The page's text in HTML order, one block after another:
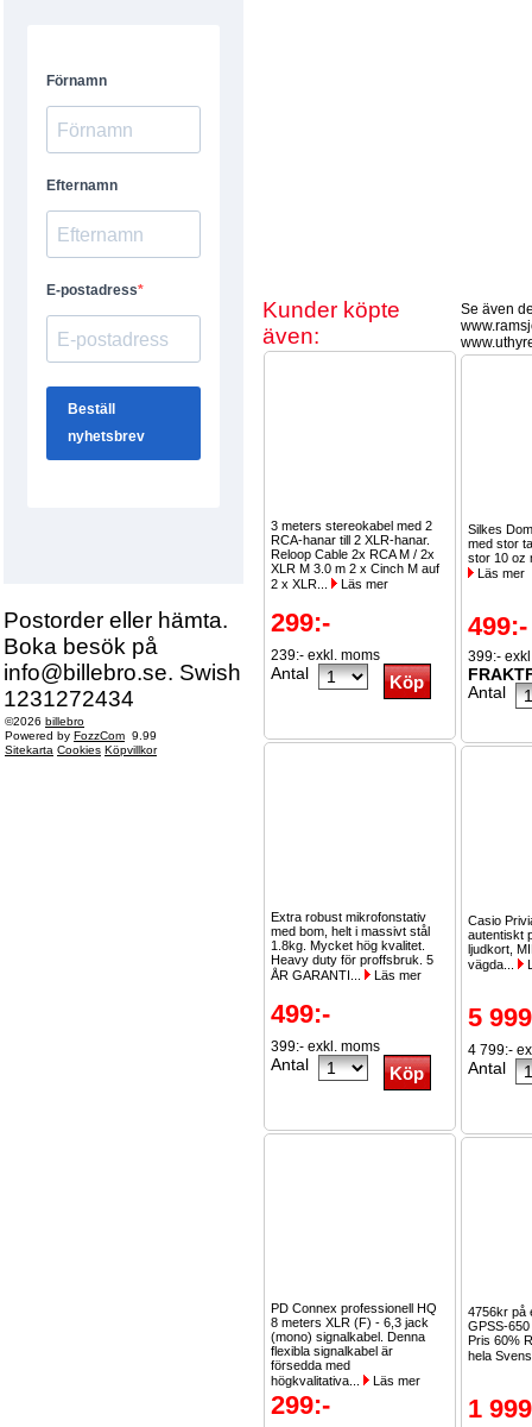
Postorder eller hämta.
Boka besök på
info@billebro.se. Swish
1231272434
©2026 billebro
Powered by FozzCom 9.99
Sitekarta Cookies Köpvillkor
Kunder köpte
även:
3 meters stereokabel med 2
RCA-hanar till 2 XLR-hanar.
Reloop Cable 2x RCA M / 2x
XLR M 3.0 m 2 x Cinch M auf
2 x XLR...
Läs mer
299:-
239:- exkl. moms
Antal
Extra robust mikrofonstativ
med bom, helt i massivt stål
1.8kg. Mycket hög kvalitet.
Heavy duty för proffsbruk. 5
ÅR GARANTI...
Läs mer
499:-
399:- exkl. moms
Antal
PD Connex professionell HQ
8 meters XLR (F) - 6,3 jack
(mono) signalkabel. Denna
flexibla signalkabel är
försedda med
högkvalitativa...
Läs mer
299:-
Se även
Silkes
med stor
stor 10 oz
Läs mer
499:-
399:-
Antal
Casio
autentiskt
ljudkort,
vägda...
5
4 799:-
Antal
4756kr på
GPSS-
Pris 60%
hela
1